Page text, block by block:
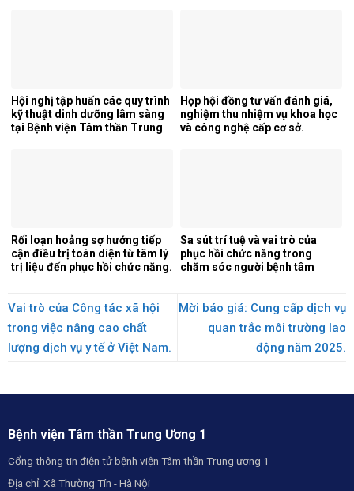
Hội nghị tập huấn các quy trình
kỹ thuật dinh dưỡng lâm sàng
tại Bệnh viện Tâm thần Trung
Họp hội đồng tư vấn đánh giá,
nghiệm thu nhiệm vụ khoa học
và công nghệ cấp cơ sở.
Rối loạn hoảng sợ hướng tiếp
cận điều trị toàn diện từ tâm lý
trị liệu đến phục hồi chức năng.
Sa sút trí tuệ và vai trò của
phục hồi chức năng trong
chăm sóc người bệnh tâm
Vai trò của Công tác xã hội
trong việc nâng cao chất
lượng dịch vụ y tế ở Việt Nam.
Mời báo giá: Cung cấp dịch vụ
quan trắc môi trường lao
động năm 2025.
Bệnh viện Tâm thần Trung Ương 1
Cổng thông tin điện tử bệnh viện Tâm thần Trung ương 1
Địa chỉ: Xã Thường Tín - Hà Nội